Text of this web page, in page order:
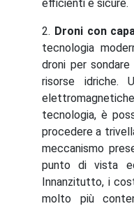
efficienti e sicure.
2. Droni con
tecnologia
droni per
risorse idriche.
tecnologia, è
procedere a
meccanismo
punto di vista
Innanzitutto, i
molto più